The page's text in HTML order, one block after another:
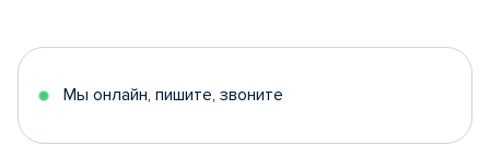
Мы онлайн, пишите, звоните